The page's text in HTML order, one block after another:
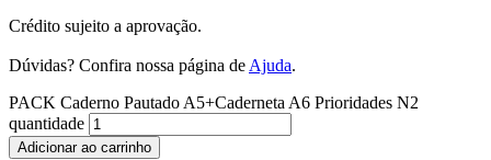
Crédito sujeito a aprovação.
Dúvidas? Confira nossa página de Ajuda.
PACK Caderno Pautado A5+Caderneta A6 Prioridades N2
quantidade
Adicionar ao carrinho